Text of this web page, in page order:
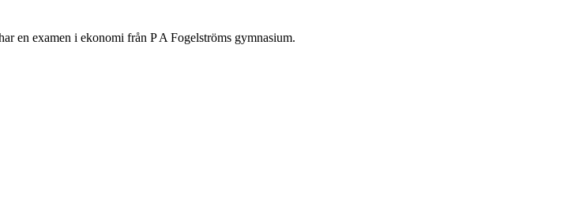
en examen i ekonomi från P A Fogelströms gymnasium.